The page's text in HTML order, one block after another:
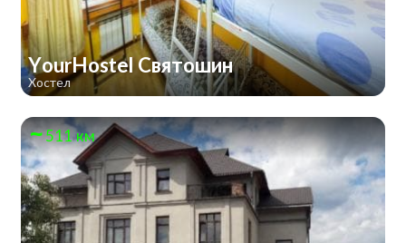
YourHostel Святошин
Хостел
511 км